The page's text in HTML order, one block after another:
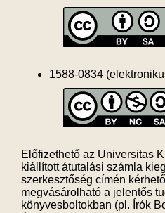
1588-0834
Előfizethető az Universitas
kiállított átutalási számla
szerkesztőség címén
megvásárolható a jelentős
könyvesboltokban (pl. Írók